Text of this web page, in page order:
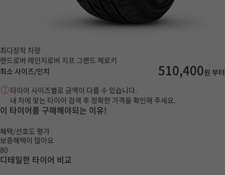
최다장착 차량
랜드로버 레인지로버 지프 그랜드 체로키
최소 사이즈/인치
510,400원 부터
타이어 사이즈별로 금액이 다를 수 있습니다.
내 차에 맞는 타이어 검색 후 정확한 가격을 확인해 주세요.
이 타이어를 구매해야되는 이유!
혜택/선호도 평가
보증혜택이 많아요
80
디테일한 타이어 비교